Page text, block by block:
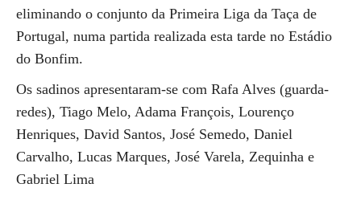
eliminando o conjunto da Primeira Liga da Taça de
Portugal, numa partida realizada esta tarde no Estádio
do Bonfim.
Os sadinos apresentaram-se com Rafa Alves (guarda-
redes), Tiago Melo, Adama François, Lourenço
Henriques, David Santos, José Semedo, Daniel
Carvalho, Lucas Marques, José Varela, Zequinha e
Gabriel Lima